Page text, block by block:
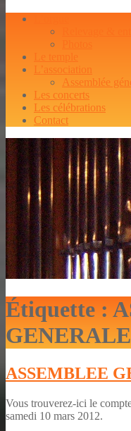
Le temple
L’association
Assemblée
Les concerts
Les célébrations
Contact
Étiquette :
GENERALE
ASSEMBLEE
Vous trouverez-ici le
samedi 10 mars 2012.